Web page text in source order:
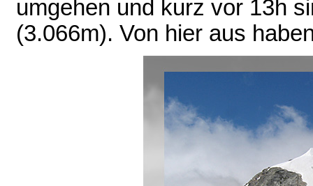
umgehen und kurz vor 13h
(3.066m). Von hier aus